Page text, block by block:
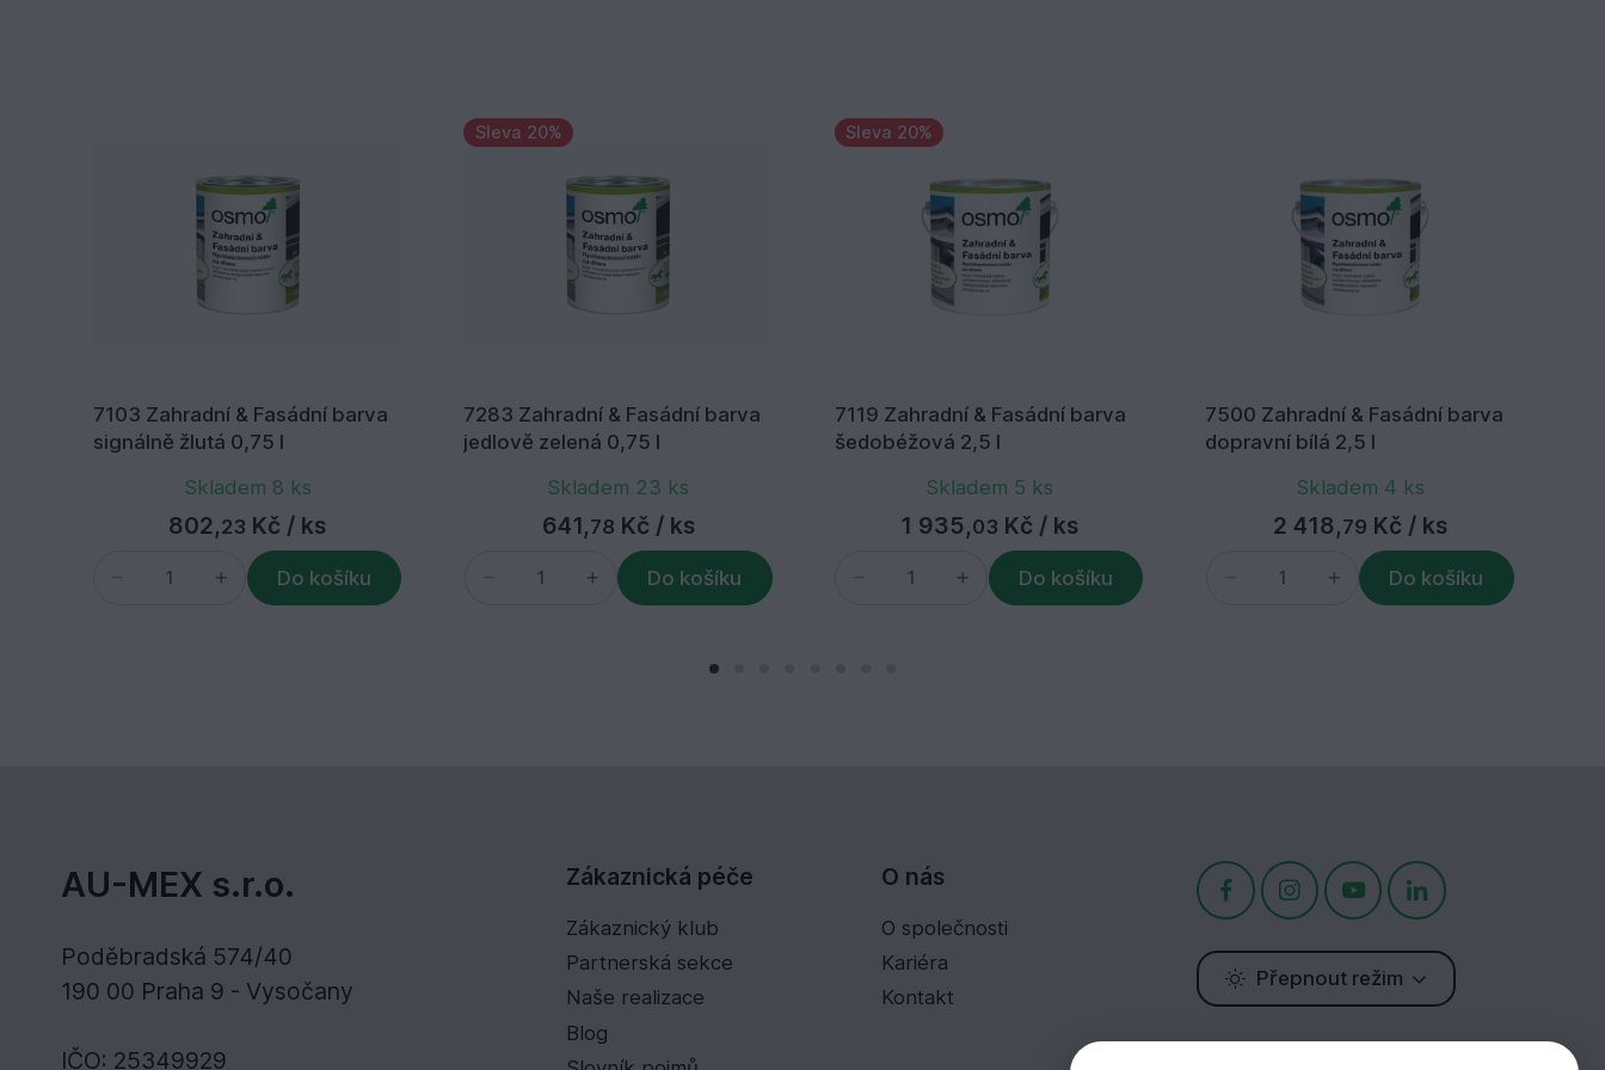
7103 Zahradní & Fasádní barva
signálně žlutá 0,75 l
Skladem 8 ks
802,23 Kč / ks
Do košíku
Sleva 20%
7283 Zahradní & Fasádní barva
jedlově zelená 0,75 l
Skladem 23 ks
641,78 Kč / ks
Do košíku
Sleva 20%
7119 Zahradní & Fasádní barva
šedobéžová 2,5 l
Skladem 5 ks
1 935,03 Kč / ks
Do košíku
7500 Zahradní & Fasádní barva
dopravní bílá 2,5 l
Skladem 4 ks
2 418,79 Kč / ks
Do košíku
AU-MEX s.r.o.
Poděbradská 574/40
190 00 Praha 9 - Vysočany
IČO: 25349929
Zákaznická péče
Zákaznický klub
Partnerská sekce
Naše realizace
Blog
O nás
O společnosti
Kariéra
Kontakt
Přepnout režim